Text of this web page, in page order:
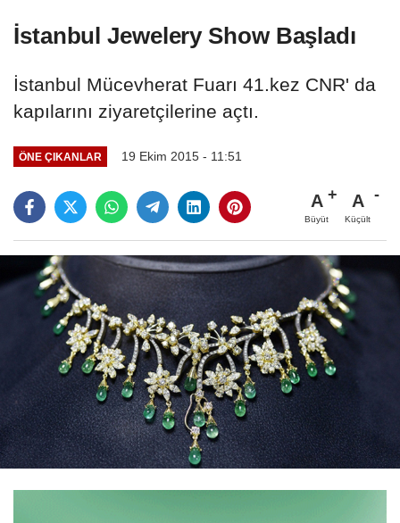
İstanbul Jewelery Show Başladı
İstanbul Mücevherat Fuarı 41.kez CNR' da
kapılarını ziyaretçilerine açtı.
ÖNE ÇIKANLAR 19 Ekim 2015 - 11:51
A
Büyüt
A
Küçült